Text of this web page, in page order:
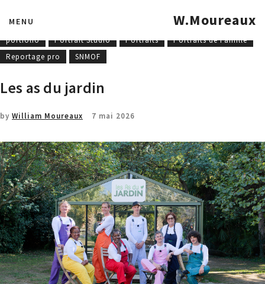
MENU W.Moureaux
mannequinat
Photographies industrielles
portfolio
Portrait Studio Portraits
Portraits de Famille
Reportage pro
SNMOF
Les as du jardin
by William Moureaux 7 mai 2026